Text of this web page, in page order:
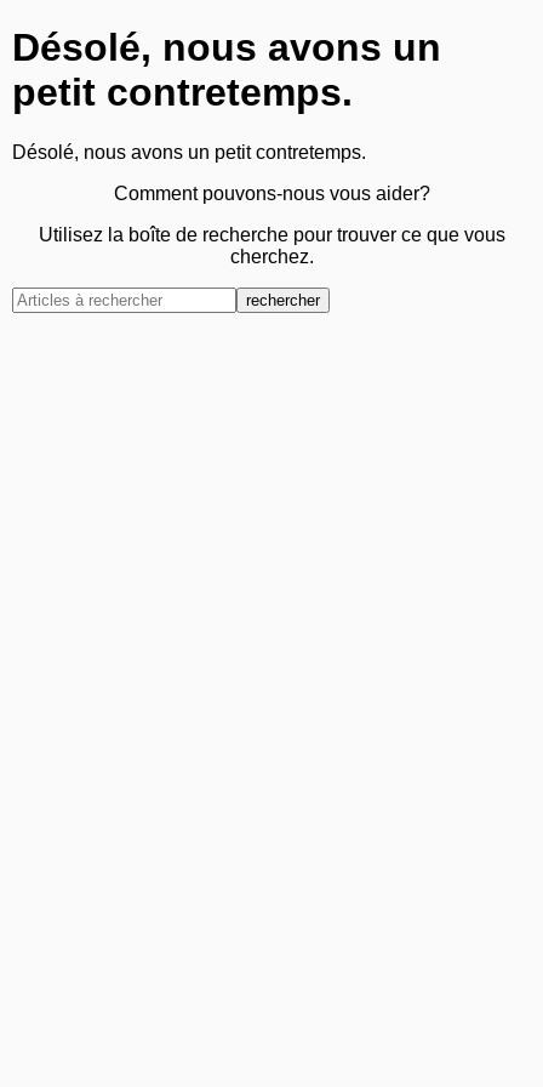
Désolé, nous avons un
petit contretemps.
Désolé, nous avons un petit contretemps.
Comment pouvons-nous vous aider?
Utilisez la boîte de recherche pour trouver ce que vous
cherchez.
rechercher